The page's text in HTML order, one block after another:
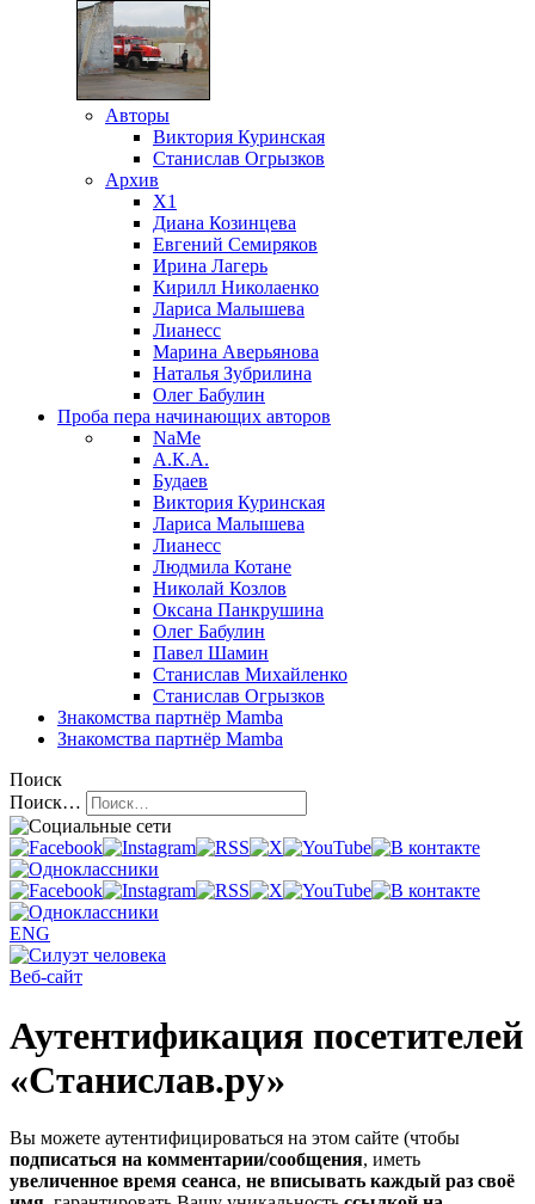
Авторы
Виктория Куринская
Станислав Огрызков
Архив
X1
Диана Козинцева
Евгений Семиряков
Ирина Лагерь
Кирилл Николаенко
Лариса Малышева
Лианесс
Марина Аверьянова
Наталья Зубрилина
Олег Бабулин
Проба пера начинающих авторов
NaMe
А.К.А.
Будаев
Виктория Куринская
Лариса Малышева
Лианесс
Людмила Котане
Николай Козлов
Оксана Панкрушина
Олег Бабулин
Павел Шамин
Станислав Михайленко
Станислав Огрызков
Знакомства партнёр Mamba
Знакомства партнёр Mamba
Поиск
Поиск…
ENG
Веб-сайт
Аутентификация посетителей
«Станислав.ру»
Вы можете аутентифицироваться на этом сайте (чтобы
подписаться на комментарии/сообщения, иметь
увеличенное время сеанса, не вписывать каждый раз своё